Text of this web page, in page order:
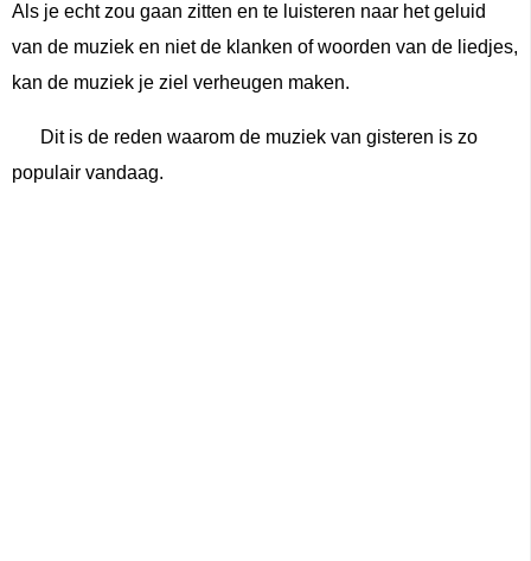
Als je echt zou gaan zitten en te luisteren naar het geluid
van de muziek en niet de klanken of woorden van de liedjes,
kan de muziek je ziel verheugen maken.
Dit is de reden waarom de muziek van gisteren is zo
populair vandaag.